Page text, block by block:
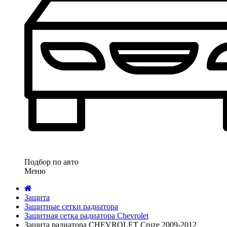
Подбор по авто
Меню
Защита
Защитные сетки радиатора
Защитная сетка радиатора Chevrolet
Защита радиатора CHEVROLET Cruze 2009-2012